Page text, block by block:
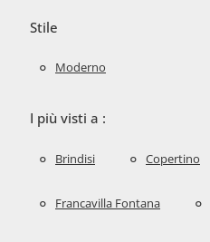
Stile
Moderno
I più visti a :
Brindisi Copertino
Francavilla Fontana